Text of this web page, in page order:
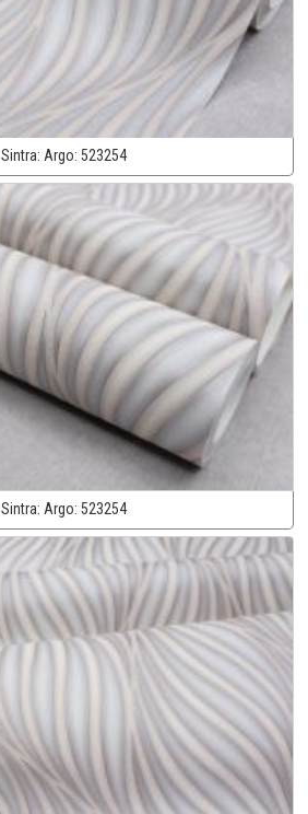
Sintra: Argo: 523254
Sintra: Argo: 523254